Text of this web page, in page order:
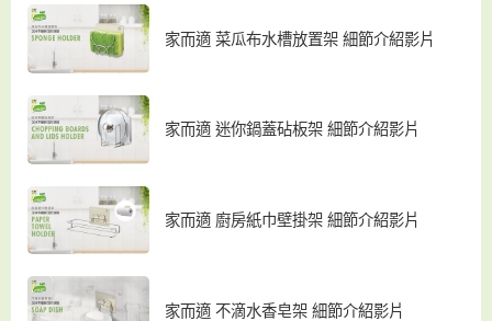
家而適 菜瓜布水槽放置架 細節介紹影片
家而適 迷你鍋蓋砧板架 細節介紹影片
家而適 廚房紙巾壁掛架 細節介紹影片
家而適 不滴水香皂架 細節介紹影片